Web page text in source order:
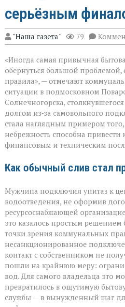
серьёзным
"Наша газета" 79
«Иногда самая привычная
обернуться большой проблемой,
правила», — отмечают
ситуации в подмосковном
Солнечногорска,
долгом из‑за самовольного
стала наглядным примером того,
небрежность способна привести
финансовым и техническим
Как обычный слив стал
Мужчина подключил унитаз к
водоотведения, не оформив
ресурсоснабжающей
это казалось простым решением
точки зрения коммунальных
несанкционированное
контакт с собственником не
пошли на крайнюю меру:
вод. Для самого владельца это
превратилось в ощутимую
службы — в вынужденный шаг